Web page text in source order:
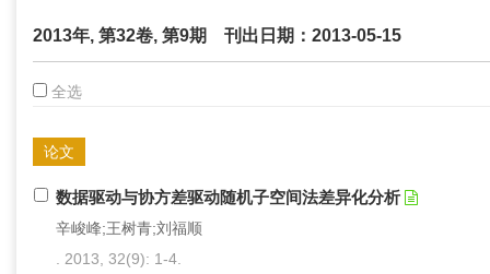
2013年, 第32卷, 第9期 刊出日期：2013-05-15
全选
论文
数据驱动与协方差驱动随机子空间法差异化分析
辛峻峰;王树青;刘福顺
. 2013, 32(9): 1-4.